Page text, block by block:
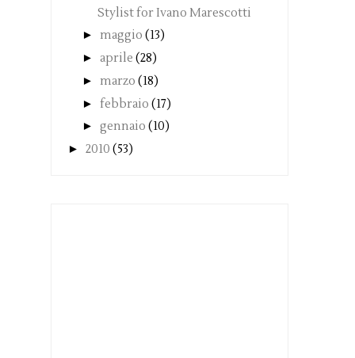
Stylist for Ivano Marescotti
► maggio (13)
► aprile (28)
► marzo (18)
► febbraio (17)
► gennaio (10)
► 2010 (53)